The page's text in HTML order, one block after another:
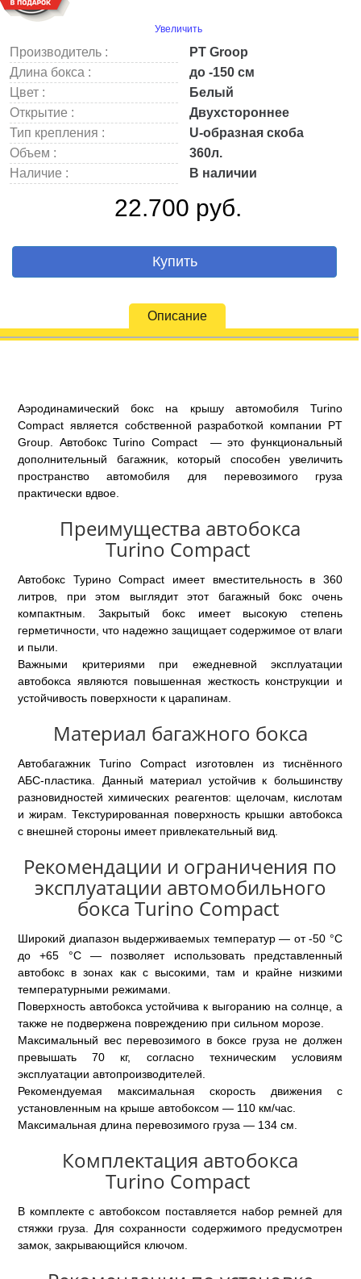
Увеличить
Производитель :
PT Groop
Длина бокса :
до -150 см
Цвет :
Белый
Открытие :
Двухстороннее
Тип крепления :
U-образная скоба
Объем :
360л.
Наличие :
В наличии
22.700 руб.
Купить
Описание
Аэродинамический бокс на крышу автомобиля Turino
Compact является собственной разработкой компании PT
Group. Автобокс Turino Compact — это функциональный
дополнительный багажник, который способен увеличить
пространство автомобиля для перевозимого груза
практически вдвое.
Преимущества автобокса
Turino Compact
Автобокс Турино Compact имеет вместительность в 360
литров, при этом выглядит этот багажный бокс очень
компактным. Закрытый бокс имеет высокую степень
герметичности, что надежно защищает содержимое от влаги
и пыли.
Важными критериями при ежедневной эксплуатации
автобокса являются повышенная жесткость конструкции и
устойчивость поверхности к царапинам.
Материал багажного бокса
Автобагажник Turino Compact изготовлен из тиснённого
АБС-пластика. Данный материал устойчив к большинству
разновидностей химических реагентов: щелочам, кислотам
и жирам. Текстурированная поверхность крышки автобокса
с внешней стороны имеет привлекательный вид.
Рекомендации и ограничения по
эксплуатации автомобильного
бокса Turino Compact
Широкий диапазон выдерживаемых температур — от -50 °C
до +65 °C — позволяет использовать представленный
автобокс в зонах как с высокими, там и крайне низкими
температурными режимами.
Поверхность автобокса устойчива к выгоранию на солнце, а
также не подвержена повреждению при сильном морозе.
Максимальный вес перевозимого в боксе груза не должен
превышать 70 кг, согласно техническим условиям
эксплуатации автопроизводителей.
Рекомендуемая максимальная скорость движения с
установленным на крыше автобоксом — 110 км/час.
Максимальная длина перевозимого груза — 134 см.
Комплектация автобокса
Turino Compact
В комплекте с автобоксом поставляется набор ремней для
стяжки груза. Для сохранности содержимого предусмотрен
замок, закрывающийся ключом.